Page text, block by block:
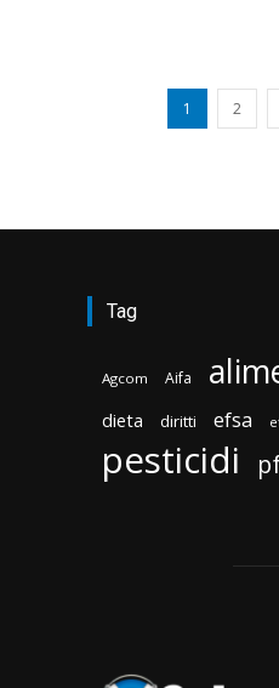
1 2
Tag
Agcom Aifa
dieta diritti efsa
pesticidi